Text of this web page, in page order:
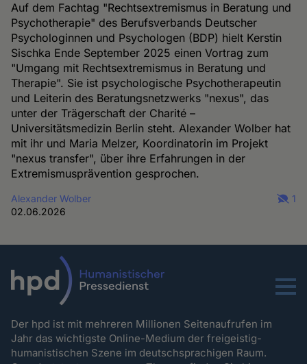
Auf dem Fachtag "Rechtsextremismus in Beratung und
Psychotherapie" des Berufsverbands Deutscher
Psychologinnen und Psychologen (BDP) hielt Kerstin
Sischka Ende September 2025 einen Vortrag zum
"Umgang mit Rechtsextremismus in Beratung und
Therapie". Sie ist psychologische Psychotherapeutin
und Leiterin des Beratungsnetzwerks "nexus", das
unter der Trägerschaft der Charité –
Universitätsmedizin Berlin steht. Alexander Wolber hat
mit ihr und Maria Melzer, Koordinatorin im Projekt
"nexus transfer", über ihre Erfahrungen in der
Extremismusprävention gesprochen.
Alexander Wolber
02.06.2026
1
Menu
Der hpd ist mit mehreren Millionen Seitenaufrufen im
Jahr das wichtigste Online-Medium der freigeistig-
humanistischen Szene im deutschsprachigen Raum.